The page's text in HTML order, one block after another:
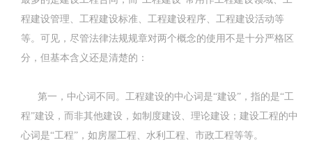
程建设管理、工程建设标准、工程建设程序、工程建设活动等
等。可见，尽管法律法规规章对两个概念的使用不是十分严格区
分，但基本含义还是清楚的：
第一，中心词不同。工程建设的中心词是“建设”，指的是“工
程”建设，而非其他建设，如制度建设、理论建设；建设工程的中
心词是“工程”，如房屋工程、水利工程、市政工程等等。